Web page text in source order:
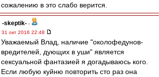
сожалению в это слабо верится.
-skeptik- -
31 окт 2016 22:48
Уважаемый Влад, наличие "околофедунов-
вредителей, дующих в уши" является
сексуальной фантазией я догадываюсь кого.
Если любую куйню повторить сто раз она